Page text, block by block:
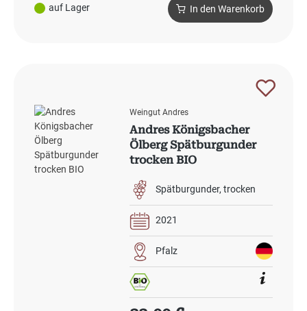
auf Lager In den Warenkorb
Weingut Andres
Andres Königsbacher
Ölberg Spätburgunder
trocken BIO
Spätburgunder trocken
2021
Pfalz
Regulärer Preis: